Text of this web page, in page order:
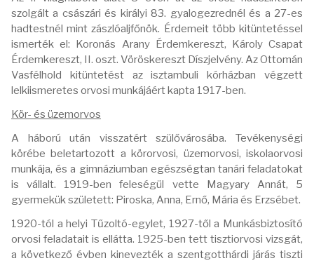
szolgált a császári és királyi 83. gyalogezrednél és a 27-es
hadtestnél mint zászlóaljfőnök. Érdemeit több kitüntetéssel
ismerték el: Koronás Arany Érdemkereszt, Károly Csapat
Érdemkereszt, II. oszt. Vöröskereszt Díszjelvény. Az Ottomán
Vasfélhold kitüntetést az isztambuli kórházban végzett
lelkiismeretes orvosi munkájáért kapta 1917-ben.
Kör- és üzemorvos
A háború után visszatért szülővárosába. Tevékenységi
körébe beletartozott a körorvosi, üzemorvosi, iskolaorvosi
munkája, és a gimnáziumban egészségtan tanári feladatokat
is vállalt. 1919-ben feleségül vette Magyary Annát, 5
gyermekük született: Piroska, Anna, Ernő, Mária és Erzsébet.
1920-tól a helyi Tűzoltó-egylet, 1927-től a Munkásbiztosító
orvosi feladatait is ellátta. 1925-ben tett tisztiorvosi vizsgát,
a következő évben kinevezték a szentgotthárdi járás tiszti